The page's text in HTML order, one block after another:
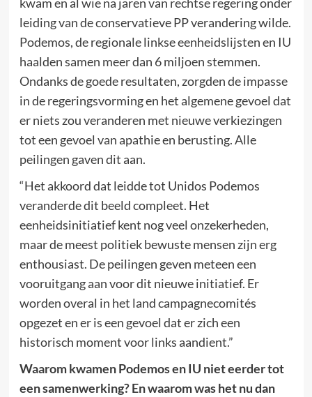
leiding van de conservatieve PP verandering wilde.
Podemos, de regionale linkse eenheidslijsten en IU
haalden samen meer dan 6 miljoen stemmen.
Ondanks de goede resultaten, zorgden de impasse
in de regeringsvorming en het algemene gevoel dat
er niets zou veranderen met nieuwe verkiezingen
tot een gevoel van apathie en berusting. Alle
peilingen gaven dit aan.
“Het akkoord dat leidde tot Unidos Podemos
veranderde dit beeld compleet. Het
eenheidsinitiatief kent nog veel onzekerheden,
maar de meest politiek bewuste mensen zijn erg
enthousiast. De peilingen geven meteen een
vooruitgang aan voor dit nieuwe initiatief. Er
worden overal in het land campagnecomités
opgezet en er is een gevoel dat er zich een
historisch moment voor links aandient.”
Waarom kwamen Podemos en IU niet eerder tot
een samenwerking? En waarom was het nu dan